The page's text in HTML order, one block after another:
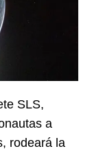
SLS,
a
rodeará la